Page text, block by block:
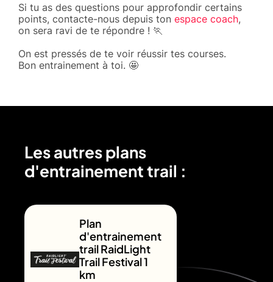
Si tu as des questions pour approfondir certains
points, contacte-nous depuis ton espace coach,
on sera ravi de te répondre ! 🏃
On est pressés de te voir réussir tes courses.
Bon entrainement à toi. 🤩
Les autres plans
d'entrainement trail :
Plan
d'entrainement
trail RaidLight
Trail Festival 1
km